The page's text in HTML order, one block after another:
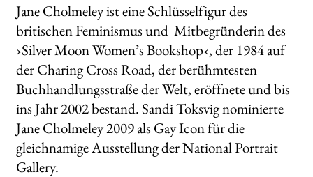
Jane Cholmeley ist eine Schlüsselfigur des
britischen Feminismus und Mitbegründerin des
›Silver Moon Women’s Bookshop‹, der 1984 auf
der Charing Cross Road, der berühmtesten
Buchhandlungsstraße der Welt, eröffnete und bis
ins Jahr 2002 bestand. Sandi Toksvig nominierte
Jane Cholmeley 2009 als Gay Icon für die
gleichnamige Ausstellung der National Portrait
Gallery.